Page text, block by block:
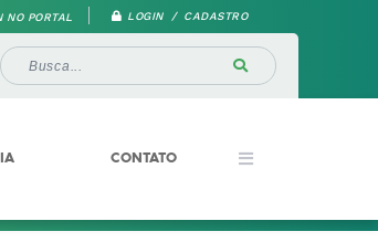
NO PORTAL LOGIN / CADASTRO
CONTATO